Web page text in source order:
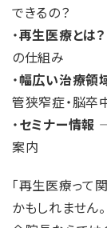
できるの？
再生医療とは？
の仕組み
幅広い治療領
管狭窄症・脳卒
セミナー情報
案内
「再生医療って
かもしれません